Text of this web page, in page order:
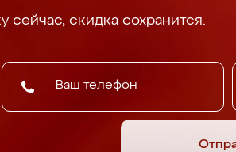
сейчас, скидка сохранится.